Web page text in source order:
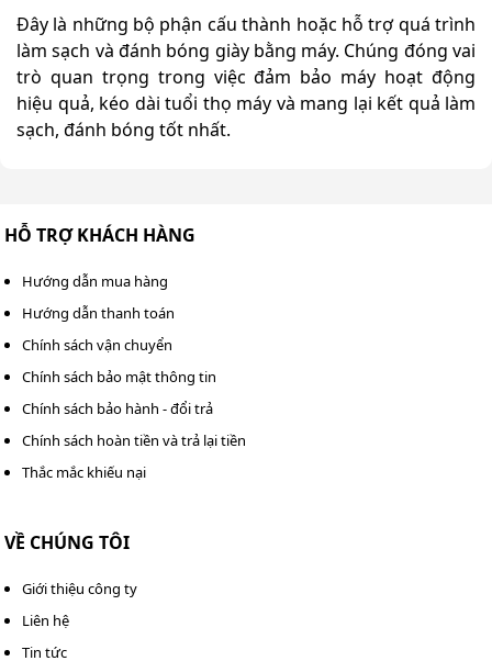
Đây là những bộ phận cấu thành hoặc hỗ trợ quá trình
làm sạch và đánh bóng giày bằng máy. Chúng đóng vai
trò quan trọng trong việc đảm bảo máy hoạt động
hiệu quả, kéo dài tuổi thọ máy và mang lại kết quả làm
sạch, đánh bóng tốt nhất.
không thể thiếu
Chổi đánh giày
Đảm nhận chức năng quan trọng trong việc loại bỏ bụi
bẩn và phủ đều xi đánh giày. Sự đa dạng về các loại loại
chổi cho phép xử lý hiệu quả các bề mặt và khu vực
khác nhau trên giày:
HỖ TRỢ KHÁCH HÀNG
Hướng dẫn mua hàng
Hướng dẫn thanh toán
Chính sách vận chuyển
Chính sách bảo mật thông tin
Chính sách bảo hành - đổi trả
Chính sách hoàn tiền và trả lại tiền
Thắc mắc khiếu nại
VỀ CHÚNG TÔI
Giới thiệu công ty
Liên hệ
Tin tức